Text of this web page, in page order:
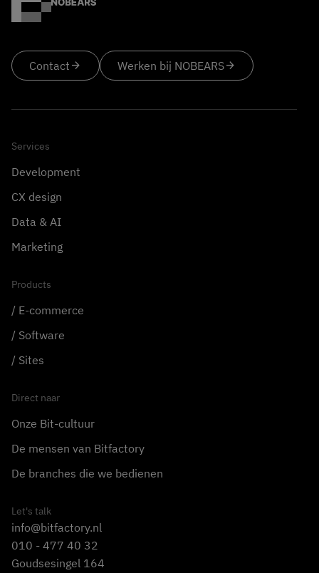
Contact arrow_forward Werken bij NOBEARSarrow_forward
Services
Development
CX design
Data & AI
Marketing
Products
E-commerce
Software
Sites
Direct naar
Onze Bit-cultuur
De mensen van Bitfactory
De branches die we bedienen
Let's talk
info@bitfactory.nl
010 - 477 40 32
Goudsesingel 164